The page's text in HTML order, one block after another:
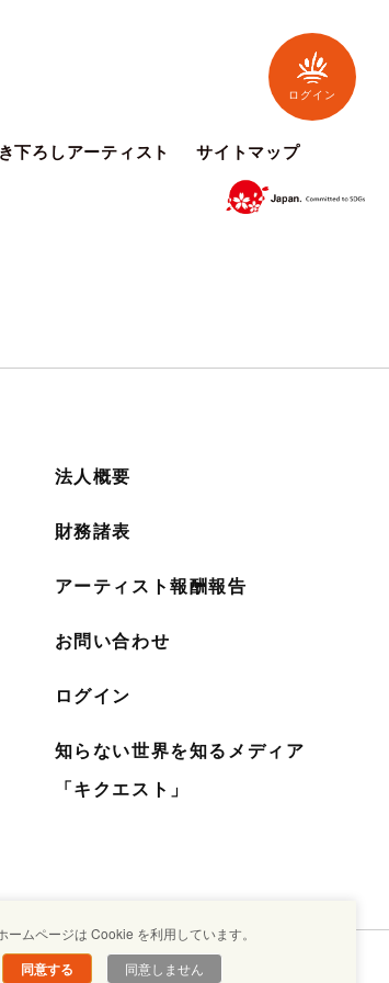
下ろしアーティスト サイトマップ
ログイン
法人概要
財務諸表
アーティスト報酬報告
お問い合わせ
ログイン
知らない世界を知るメディア
「キクエスト」
ームページは Cookie を利用しています。
同意する 同意しません